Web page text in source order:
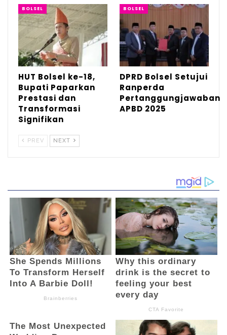
Sementara itu, Bupati Boltim Sam Sachrul
Mamonto, usai melaksanakan sholat Idul
Adha, langsung bergegas menuju
kediamannya agar tidak dikerumuni warga
mengingat dirinya baru saja pulih dari Covid-
19. (Adve/BM)
BOLSEL
HUT Bolsel ke-18,
Bupati Paparkan
Prestasi dan
Transformasi
Signifikan
BOLSEL
DPRD Bolsel Setujui
Ranperda
Pertanggungjawaban
APBD 2025
PREV NEXT